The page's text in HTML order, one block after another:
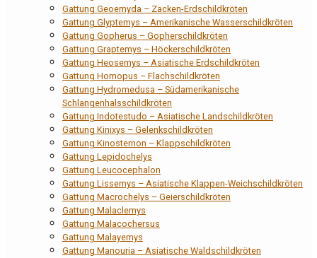
Gattung Geoemyda – Zacken-Erdschildkröten
Gattung Glyptemys – Amerikanische Wasserschildkröten
Gattung Gopherus – Gopherschildkröten
Gattung Graptemys – Höckerschildkröten
Gattung Heosemys – Asiatische Erdschildkröten
Gattung Homopus – Flachschildkröten
Gattung Hydromedusa – Südamerikanische
Schlangenhalsschildkröten
Gattung Indotestudo – Asiatische Landschildkröten
Gattung Kinixys – Gelenkschildkröten
Gattung Kinosternon – Klappschildkröten
Gattung Lepidochelys
Gattung Leucocephalon
Gattung Lissemys – Asiatische Klappen-Weichschildkröten
Gattung Macrochelys – Geierschildkröten
Gattung Malaclemys
Gattung Malacochersus
Gattung Malayemys
Gattung Manouria – Asiatische Waldschildkröten